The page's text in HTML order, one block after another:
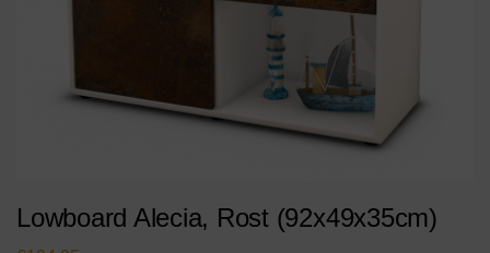
Lowboard Alecia, Rost (92x49x35cm)